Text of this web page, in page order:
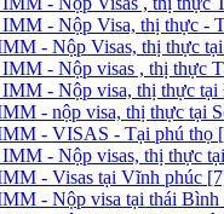
- Nộp Visa, thị thực -
- Nộp Visas, thị thực
- Nộp visas , thị thực
- Nộp visa, thị thực
- nộp visa, thị thực tại
- VISAS - Tại phú thọ
- Nộp visas, thị thực
- Visas tại Vĩnh phúc
- Nộp visa tại thái